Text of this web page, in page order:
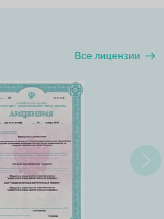
Все лицензии